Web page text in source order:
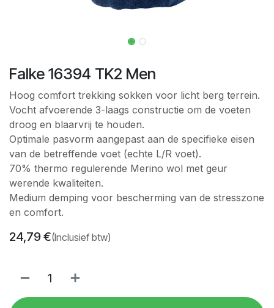
Falke 16394 TK2 Men
Hoog comfort trekking sokken voor licht berg terrein.
Vocht afvoerende 3-laags constructie om de voeten
droog en blaarvrij te houden.
Optimale pasvorm aangepast aan de specifieke eisen
van de betreffende voet (echte L/R voet).
70% thermo regulerende Merino wol met geur
werende kwaliteiten.
Medium demping voor bescherming van de stresszone
en comfort.
24,79€(Inclusief btw)